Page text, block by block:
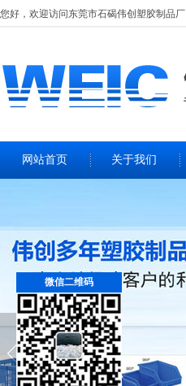
您好，欢迎访问 东莞市石碣伟创塑胶制品厂
网站首页 关于我们
微信二维码